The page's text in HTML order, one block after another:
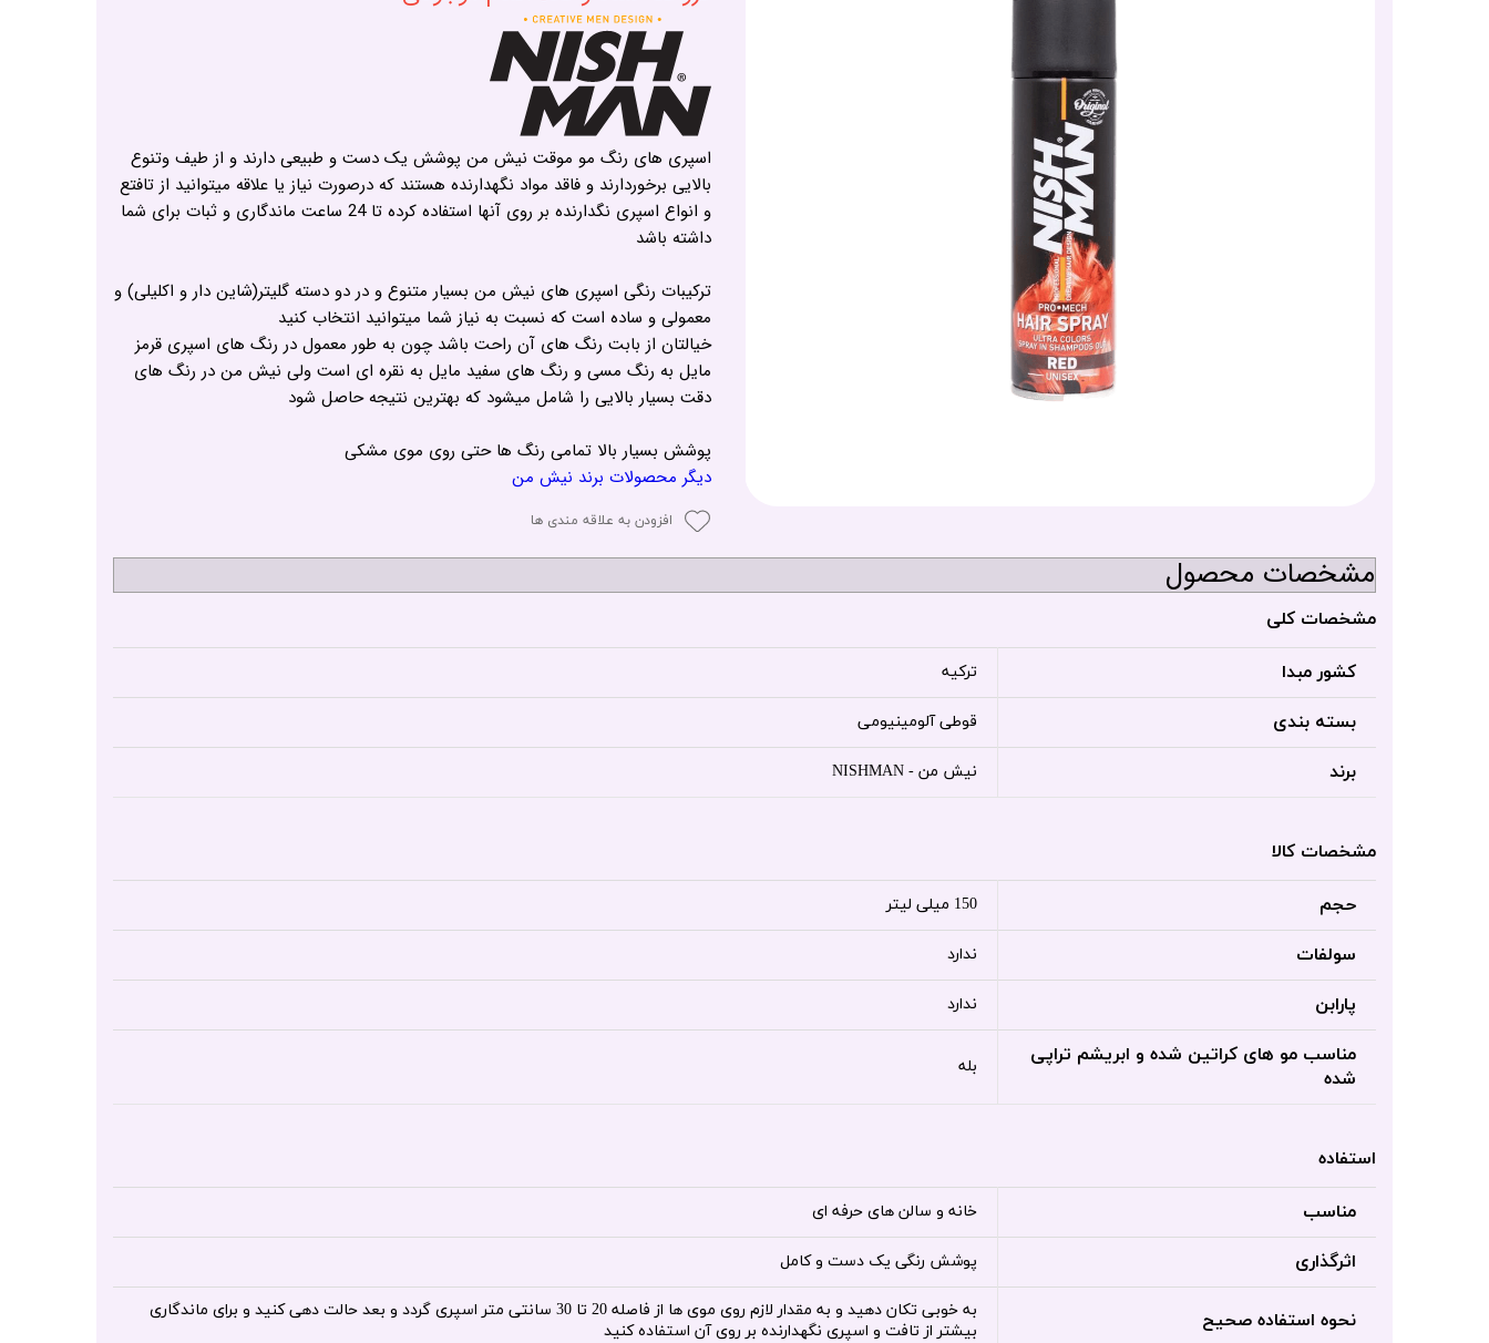
اسپری های رنگ مو موقت نیش من پوشش یک دست و طبیعی دارند و از طیف وتنوع
بالایی برخوردارند و فاقد مواد نگهدارنده هستند که درصورت نیاز یا علاقه میتوانید از تافتع
و انواع اسپری نگدارنده بر روی آنها استفاده کرده تا 24 ساعت ماندگاری و ثبات برای شما
داشته باشد
ترکیبات رنگی اسپری های نیش من بسیار متنوع و در دو دسته گلیتر(شاین دار و اکلیلی) و
معمولی و ساده است که نسبت به نیاز شما میتوانید انتخاب کنید
خیالتان از بابت رنگ های آن راحت باشد چون به طور معمول در رنگ های اسپری قرمز
مایل به رنگ مسی و رنگ های سفید مایل به نقره ای است ولی نیش من در رنگ های
دقت بسیار بالایی را شامل میشود که بهترین نتیجه حاصل شود
پوشش بسیار بالا تمامی رنگ ها حتی روی موی مشکی
دیگر محصولات برند نیش من
افزودن به علاقه مندی ها
مشخصات محصول
مشخصات کلی
کشور مبدا ترکیه
بسته بندی قوطی آلومینیومی
برند نیش من - NISHMAN
مشخصات کالا
حجم 150 میلی لیتر
سولفات ندارد
پارابن ندارد
مناسب مو های کراتین شده و ابریشم تراپی
شده
بله
استفاده
مناسب خانه و سالن های حرفه ای
اثرگذاری پوشش رنگی یک دست و کامل
نحوه استفاده صحیح
به خوبی تکان دهید و به مقدار لازم روی موی ها از فاصله 20 تا 30 سانتی متر اسپری گردد و بعد حالت دهی کنید و برای ماندگاری
بیشتر از تافت و اسپری نگهدارنده بر روی آن استفاده کنید